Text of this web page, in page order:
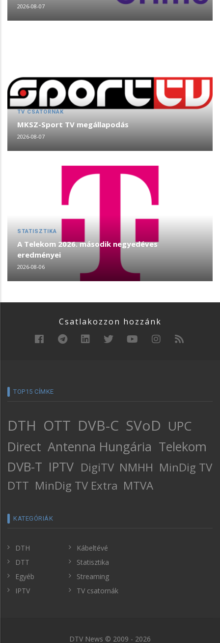
2026-08-07
TV CSATORNÁK
MKSZ-Sport TV megállapodás
2026-08-07
STATISZTIKA
A Telekom 2026. második negyedéves
eredményei
2026-08-06
Csatlakozzon hozzánk
TOP15 CÍMKE
DTH OTT DVB-C SVoD UPC
Direct Antenna Hungária Telekom
DVB-T IPTV DigiTV NMHH MinDig TV
DTT MinDig TV Extra MTVA
KATEGÓRIÁK
DTH
DTT
Egyéb
IPTV
Kábeltévé
Statisztika
Streaming
TV csatornák
DTV News © 2009 - 2026